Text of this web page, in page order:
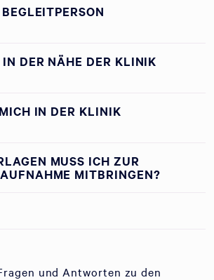
DER NÄHE DER KLINIK
IN DER KLINIK
MUSS ICH ZUR
MITBRINGEN?
und Antworten zu den